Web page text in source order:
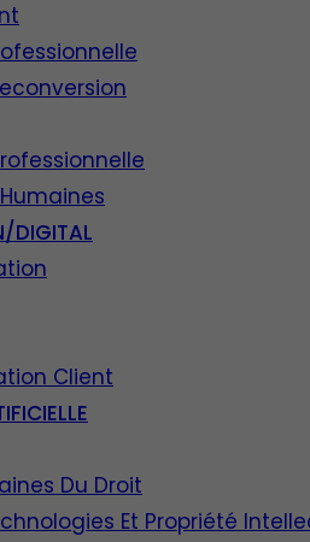
DIGITAL
Client
Du Droit
Et Propriété